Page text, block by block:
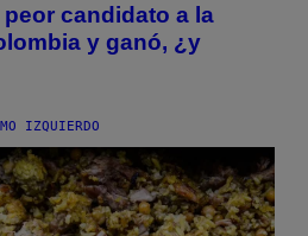
candidato a la
y ganó, ¿y
IZQUIERDO